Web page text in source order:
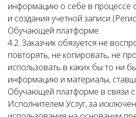
информацию о себе в процессе
и создания учетной записи
Обучающей платформе.
4.2. Заказчик обязуется не
повторять, не копировать, не
использовать в каких бы то ни
информацию и материалы,
Обучающей платформе в связи
Исполнителем Услуг, за